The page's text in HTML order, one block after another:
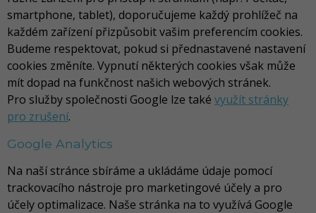
smartphone, tablet), doporučujeme každý prohlížeč na
každém zařízení přizpůsobit vašim preferencím cookies.
Budeme respektovat, pokud si přednastavené nastavení
cookies změníte. Vypnutí některých cookies však může
mít dopad na funkčnost našich webových stránek.
Pro služby společnosti Google lze také využít stránky
pro zrušení.
Google Analytics
Na naší stránce sbíráme a ukládáme údaje pomocí
trackovacího nástroje pro marketingové účely a pro
účely optimalizace. Naše stránka na to využívá Google